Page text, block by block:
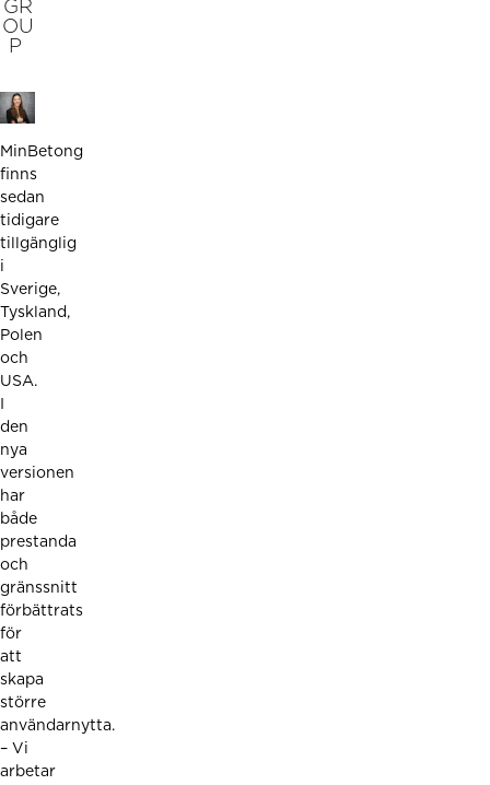
GR
OU
P
MinBetong
finns
sedan
tidigare
tillgänglig
i
Sverige,
Tyskland,
Polen
och
USA.
den
nya
versionen
har
både
prestanda
och
gränssnitt
förbättrats
för
att
skapa
större
användarnytta.
– Vi
arbetar